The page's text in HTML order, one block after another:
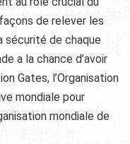
de relever les
sécurité de chaque
a la chance d’avoir
Gates, l’Organisation
mondiale pour
mondiale de